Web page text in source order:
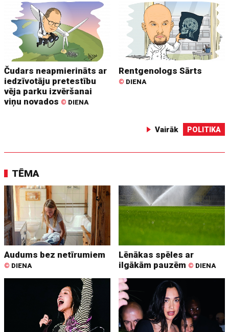
Čudars neapmierināts ar
iedzīvotāju pretestību
vēja parku izvēršanai
viņu novados © DIENA
Rentgenologs Sārts
© DIENA
Vairāk POLITIKA
TĒMA
Audums bez netīrumiem
© DIENA
Lēnākas spēles ar
ilgākām pauzēm © DIENA